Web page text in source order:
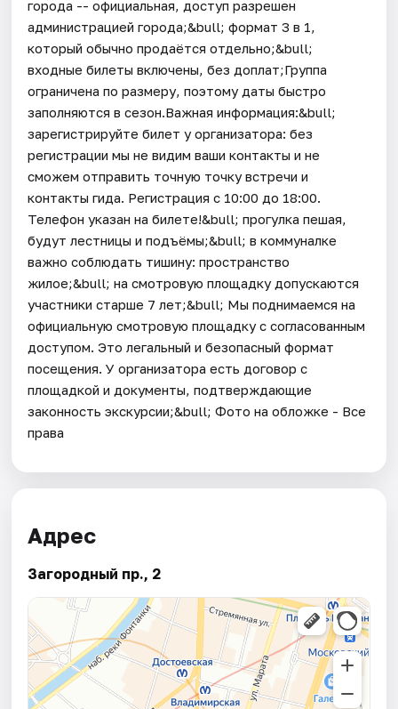
города -- официальная, доступ разрешен
администрацией города;&bull; формат 3 в 1,
который обычно продаётся отдельно;&bull;
входные билеты включены, без доплат;Группа
ограничена по размеру, поэтому даты быстро
заполняются в сезон.Важная информация:&bull;
зарегистрируйте билет у организатора: без
регистрации мы не видим ваши контакты и не
сможем отправить точную точку встречи и
контакты гида. Регистрация с 10:00 до 18:00.
Телефон указан на билете!&bull; прогулка пешая,
будут лестницы и подъёмы;&bull; в коммуналке
важно соблюдать тишину: пространство
жилое;&bull; на смотровую площадку допускаются
участники старше 7 лет;&bull; Мы поднимаемся на
официальную смотровую площадку с согласованным
доступом. Это легальный и безопасный формат
посещения. У организатора есть договор с
площадкой и документы, подтверждающие
законность экскурсии;&bull; Фото на обложке - Все
права
Адрес
Загородный пр., 2